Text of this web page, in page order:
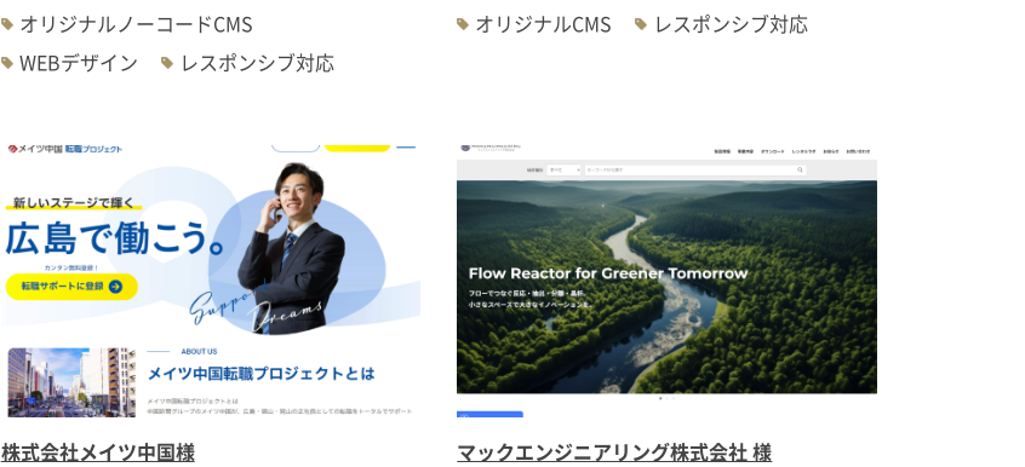
オリジナルノーコードCMS
WEBデザイン
レスポンシブ対応
オリジナルCMS
レスポンシブ対応
株式会社メイツ中国様
マックエンジニアリング株式会社 様